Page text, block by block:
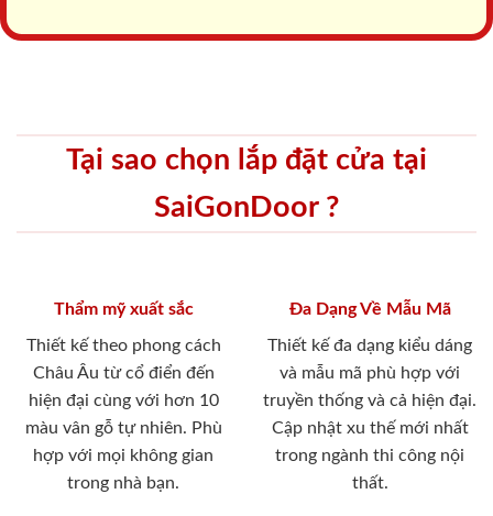
Tại sao chọn lắp đặt cửa tại
SaiGonDoor ?
Thẩm mỹ xuất sắc
Thiết kế theo phong cách
Châu Âu từ cổ điển đến
hiện đại cùng với hơn 10
màu vân gỗ tự nhiên. Phù
hợp với mọi không gian
trong nhà bạn.
Đa Dạng Về Mẫu Mã
Thiết kế đa dạng kiểu dáng
và mẫu mã phù hợp với
truyền thống và cả hiện đại.
Cập nhật xu thế mới nhất
trong ngành thi công nội
thất.